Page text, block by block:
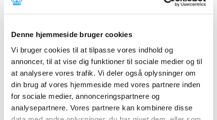
Denne hjemmeside bruger cookies
Vi bruger cookies til at tilpasse vores indhold og
annoncer, til at vise dig funktioner til sociale medier og til
at analysere vores trafik. Vi deler også oplysninger om
din brug af vores hjemmeside med vores partnere inden
for sociale medier, annonceringspartnere og
analysepartnere. Vores partnere kan kombinere disse
Veoza (fezolinetant): risiko for
lægemiddelinduceret leverskade og nye
anbefalinger om monitorering af
leverfunktionen før og under behandling
15. januar 2025
Der er observeret alvorlig leverskade med fezolinetant.
Opfordring til ansøgninger om
markedsføringstilladelse for kritiske
lægemidler